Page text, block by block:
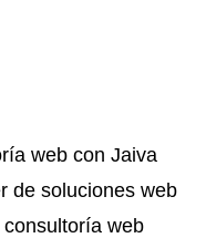
web con Jaiva
de soluciones web
web